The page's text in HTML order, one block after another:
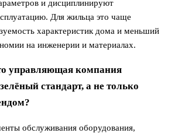
и дисциплинируют
Для жильца это чаще
характеристик дома и меньший
на инженерии и материалах.
управляющая компания
стандарт, а не только
обслуживания оборудования,